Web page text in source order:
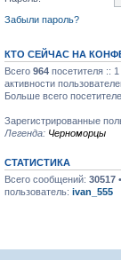
Забыли пароль?
КТО СЕЙЧАС НА
Всего 964 посетителя ::
активности
Больше всего
Зарегистрированные
Легенда: Черноморцы
СТАТИСТИКА
Всего сообщений: 30517
пользователь: ivan_555